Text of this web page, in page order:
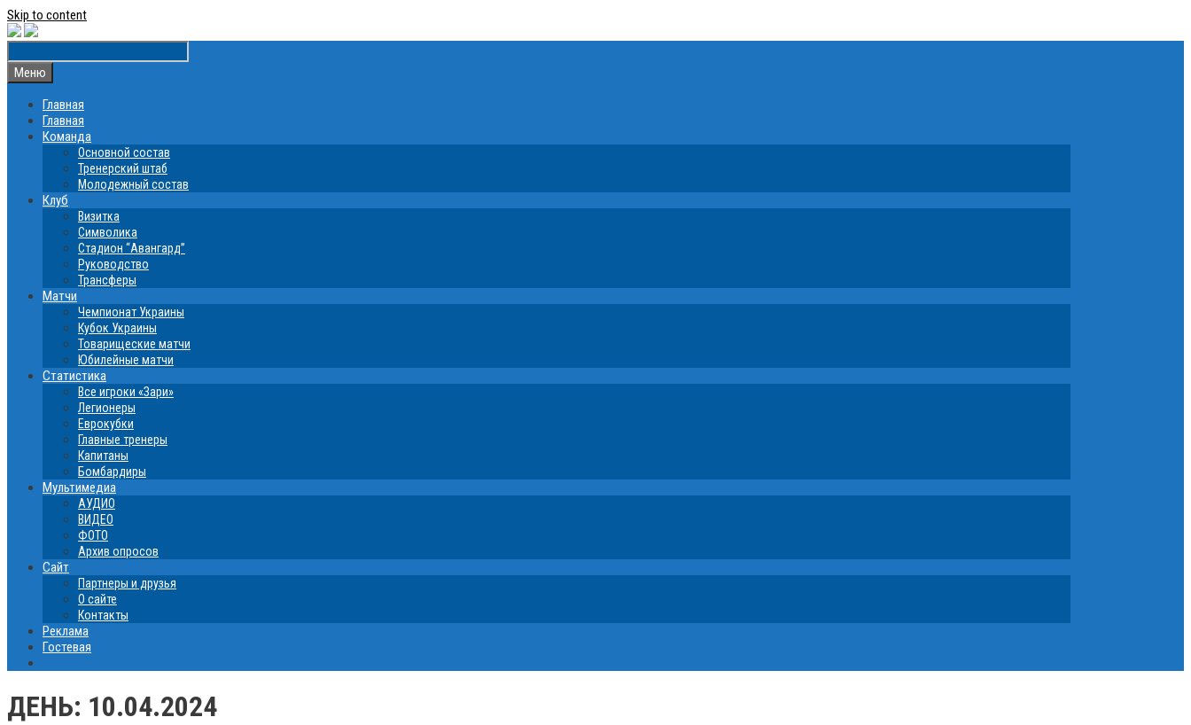
Skip to content
Меню
Главная
Главная
Команда
Основной состав
Тренерский штаб
Молодежный состав
Клуб
Визитка
Символика
Стадион “Авангард”
Руководство
Трансферы
Матчи
Чемпионат Украины
Кубок Украины
Товарищеские матчи
Юбилейные матчи
Статистика
Все игроки «Зари»
Легионеры
Еврокубки
Главные тренеры
Капитаны
Бомбардиры
Мультимедиа
АУДИО
ВИДЕО
ФОТО
Архив опросов
Сайт
Партнеры и друзья
О сайте
Контакты
Реклама
Гостевая
ДЕНЬ: 10.04.2024